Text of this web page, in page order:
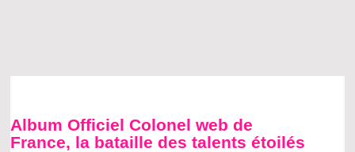
Album Officiel Colonel web de
France, la bataille des talents étoilés